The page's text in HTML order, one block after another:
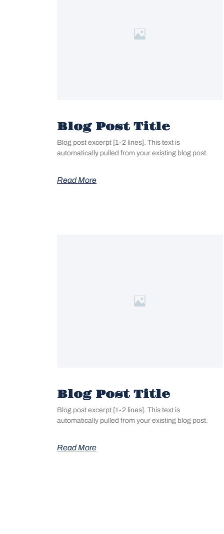
Blog Post Title
Blog post excerpt [1-2 lines]. This text is
automatically pulled from your existing blog post.
Read More
Blog Post Title
Blog post excerpt [1-2 lines]. This text is
automatically pulled from your existing blog post.
Read More